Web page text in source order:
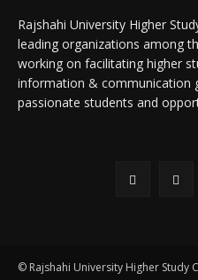
Rajshahi University Higher
leading organizations among
working on facilitating higher
information & communication
passionate students and
© Rajshahi University Higher Study